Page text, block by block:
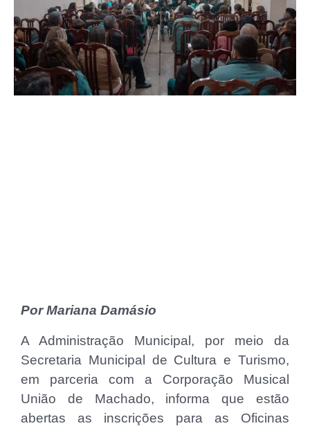
Por Mariana Damásio
A Administração Municipal, por meio da
Secretaria Municipal de Cultura e Turismo,
em parceria com a Corporação Musical
União de Machado, informa que estão
abertas as inscrições para as Oficinas